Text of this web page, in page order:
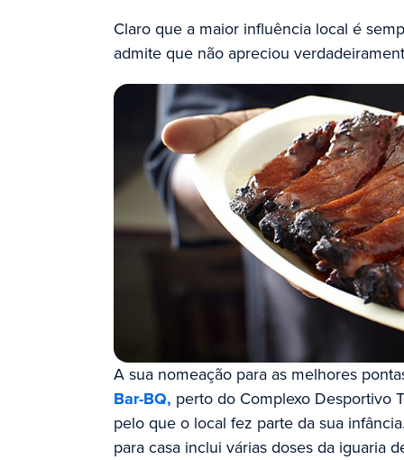
Claro que a maior influência local é
admite que não apreciou
A sua nomeação para as melhores
Bar-BQ, perto do Complexo Desportivo
pelo que o local fez parte da sua
para casa inclui várias doses da iguaria